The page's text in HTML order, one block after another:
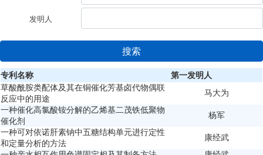
发明人
搜索
专利名称
第一发明人
草酸酰胺类配体及其在铜催化芳基卤代物偶联
反应中的用途
马大为
一种催化高氯酸铵分解的乙烯基二茂铁低聚物
催化剂
杨军
一种可对依诺肝素钠中五糖结构单元进行定性
和定量分析的方法
康经武